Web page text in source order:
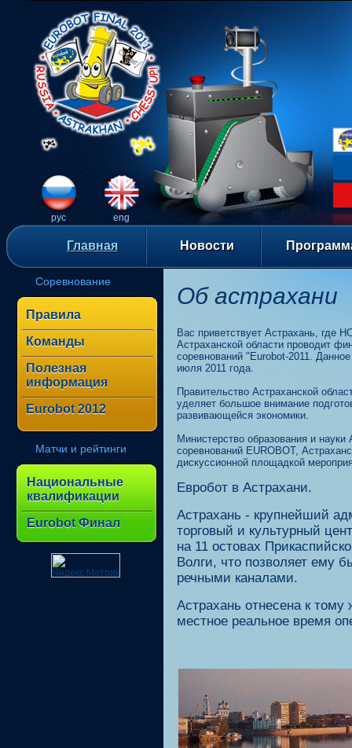
рус eng
Главная Новости
Об астрахани
Вас приветствует Астрахань, где
Астраханской области проводит
соревнований "Eurobot-2011.
июля 2011 года.
Правительство Астраханской
уделяет большое внимание
развивающейся экономики.
Министерство образования и науки
соревнований EUROBOT,
дискуссионной площадкой
Евробот в Астрахани.
Астрахань - крупнейший
торговый и культурный
на 11 остовах
Волги, что позволяет ему
речными каналами.
Астрахань отнесена к
местное реальное время
Соревнование
Правила
Команды
Полезная
информация
Eurobot 2012
Матчи и рейтинги
Национальные
квалификации
Eurobot Финал